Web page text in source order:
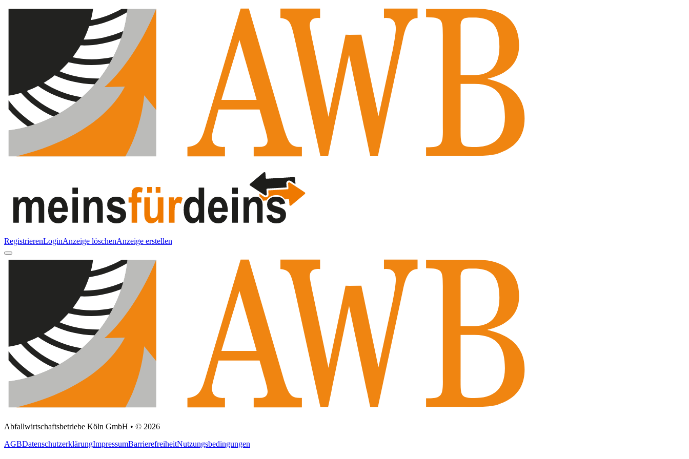
RegistrierenLoginAnzeige löschenAnzeige erstellen
Abfallwirtschaftsbetriebe Köln GmbH • © 2026
AGBDatenschutzerklärungImpressumBarrierefreiheitNutzungsbedingungen